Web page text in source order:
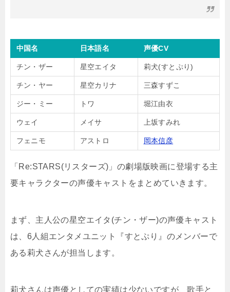
中国名 日本語名 声優CV
チン・ザー 星空エイタ 莉犬(すとぷり)
チン・ヤー 星空カリナ 三森すずこ
ジー・ミー トワ 堀江由衣
ウェイ メイサ 上坂すみれ
フェニモ アストロ 岡本信彦
「Re:STARS(リスターズ)」の劇場版映画に登場する主
要キャラクターの声優キャストをまとめていきます。
まず、主人公の星空エイタ(チン・ザー)の声優キャスト
は、6人組エンタメユニット『すとぷり』のメンバーで
ある莉犬さんが担当します。
莉犬さんは声優としての実績は少ないですが、歌手と